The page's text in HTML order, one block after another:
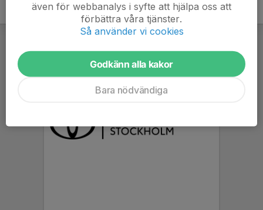
även för webbanalys i syfte att hjälpa oss att
förbättra våra tjänster.
Så använder vi cookies
Godkänn alla kakor
Bara nödvändiga